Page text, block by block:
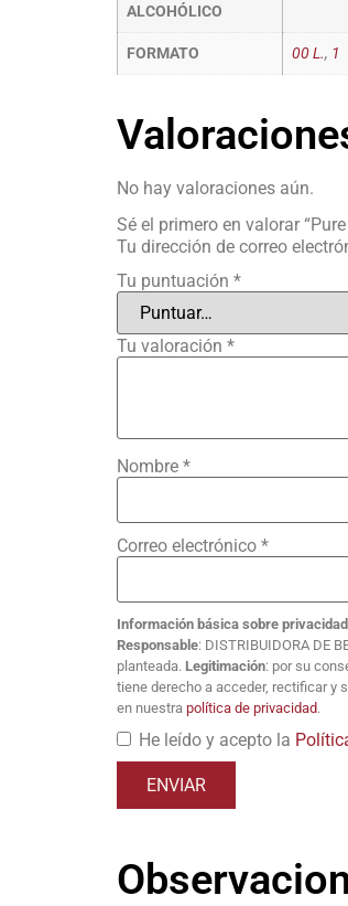
ALCOHÓLICO
FORMATO 00 L., 1
No hay valoraciones aún.
Sé el primero en valorar
Tu dirección de correo
Tu puntuación *
Tu valoración *
Nombre *
Correo electrónico *
Información básica sobre privacidad
Responsable: DISTRIBUIDORA DE
planteada. Legitimación: por su
tiene derecho a acceder, rectificar y
en nuestra política de privacidad.
He leído y acepto la